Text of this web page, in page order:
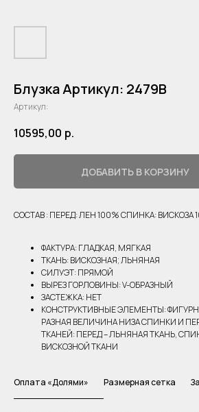
Блузка Артикул: 2479B
Артикул:
10595,00 р.
ДОБАВИТЬ В КОРЗИНУ
СОСТАВ : ПЕРЕД: ЛЕН 100% СПИНКА: ВИСКОЗА
ФАКТУРА: ГЛАДКАЯ, МЯГКАЯ
ТКАНЬ: ВИСКОЗНАЯ; ЛЬНЯНАЯ
СИЛУЭТ: ПРЯМОЙ
ВЫРЕЗ ГОРЛОВИНЫ: V-ОБРАЗНЫЙ
ЗАСТЕЖКА: НЕТ
КОНСТРУКТИВНЫЕ ЭЛЕМЕНТЫ:
РАЗНАЯ ВЕЛИЧИНА НИЗА СПИНКИ И
ТКАНЕЙ: ПЕРЕД – ЛЬНЯНАЯ ТКАНЬ,
ВИСКОЗНОЙ ТКАНИ
Оплата «Долями» Размерная сетка